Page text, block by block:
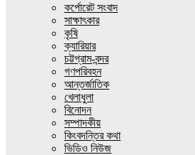
কর্পোরেট সংবাদ
সাক্ষাৎকার
কৃষি
ক্যারিয়ার
চট্টগ্রাম-বন্দর
গণপরিবহন
আন্তর্জাতিক
খেলাধুলা
বিনোদন
সম্পাদকীয়
কিংবদন্তির কথা
ভিডিও নিউজ